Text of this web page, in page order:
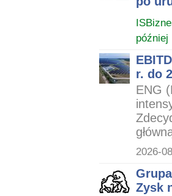
później
r. do
ENG
2026-
Zysk